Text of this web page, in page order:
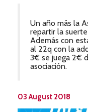
Un año más la
repartir la
Además con
al 22q con la
3€ se juega 2€
asociación.
03 August 2018